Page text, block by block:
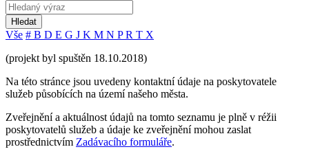
Hledat
Vše # B D E G J K M N PR T X
(projekt byl spuštěn 18.10.2018)
Na této stránce jsou uvedeny kontaktní údaje na poskytovatele
služeb působících na území našeho města.
Zveřejnění a aktuálnost údajů na tomto seznamu je plně v réžii
poskytovatelů služeb a údaje ke zveřejnění mohou zaslat
prostřednictvím Zadávacího formuláře.